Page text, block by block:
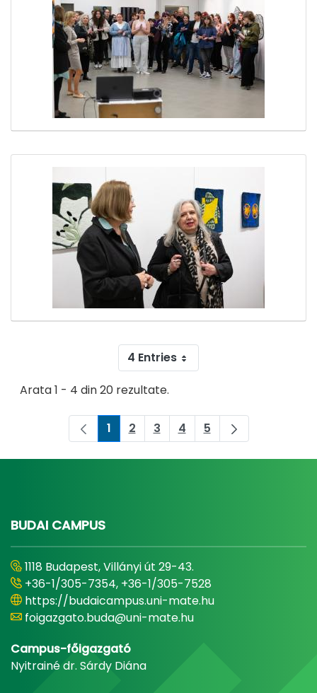
4 Entries
Arata 1 - 4 din 20 rezultate.
Pagina
1 Pagina
2 Pagina
3 Pagina
4 Pagina
5
BUDAI CAMPUS
1118 Budapest, Villányi út 29-43.
+36-1/305-7354, +36-1/305-7528
https://budaicampus.uni-mate.hu
foigazgato.buda@uni-mate.hu
Campus-főigazgató
Nyitrainé dr. Sárdy Diána